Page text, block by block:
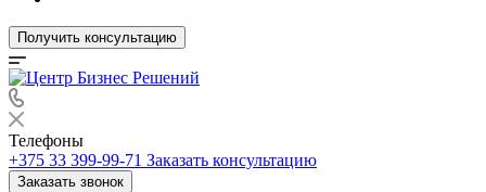
Получить консультацию
Телефоны
+375 33 399-99-71 Заказать консультацию
Заказать звонок